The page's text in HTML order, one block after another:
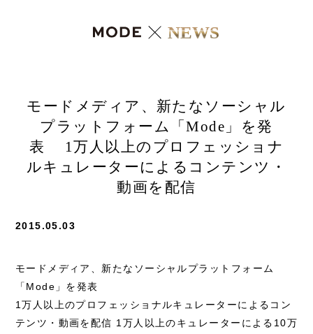
モードメディア、新たなソーシャル
プラットフォーム「Mode」を発
表 1万人以上のプロフェッショナ
ルキュレーターによるコンテンツ・
動画を配信
NEWS
2015.05.03
モードメディア、新たなソーシャルプラットフォーム
「Mode」を発表
1万人以上のプロフェッショナルキュレーターによるコン
テンツ・動画を配信 1万人以上のキュレーターによる10万